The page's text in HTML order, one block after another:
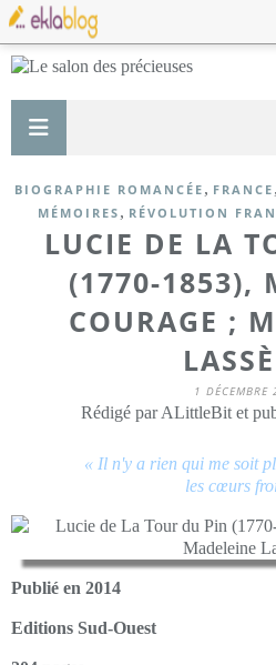
BIOGRAPHIE ROMANCÉE , FRANCE ,
MÉMOIRES , RÉVOLUTION
LUCIE DE LA
(1770-1853),
COURAGE ;
1 DÉCEMBRE
Rédigé par ALittleBit et
« Il n'y a rien qui me soit
les cœurs
Publié en 2014
Editions Sud-Ouest